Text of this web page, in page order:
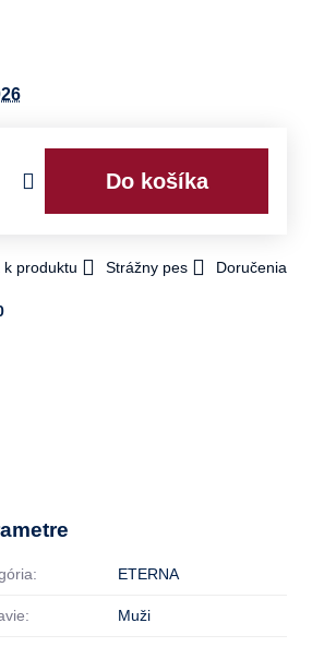
Do košíka
k produktu Strážny pes Doručenia
ETERNA
Muži